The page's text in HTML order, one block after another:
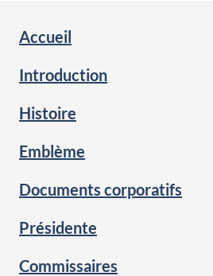
Accueil
Introduction
Histoire
Emblème
Documents corporatifs
Présidente
Commissaires